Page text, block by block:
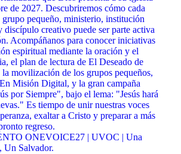
ONEVOICE27 | UVOC | Una
Un Salvador.